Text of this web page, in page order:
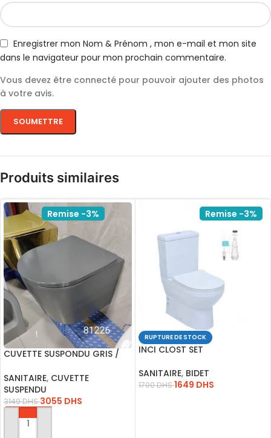
Enregistrer mon Nom & Prénom , mon e-mail et mon site
dans le navigateur pour mon prochain commentaire.
Vous devez être connecté pour pouvoir ajouter des photos
à votre avis.
Produits similaires
Remise -3%
CUVETTE SUSPONDU GRIS /
SANITAIRE, CUVETTE
SUSPENDU
3149DHS 3055 DHS
AJOUTER AU PANIER
Remise -3%
RUPTURE DE STOCK
INCI CLOST SET
SANITAIRE, BIDET
1700DHS1649 DHS